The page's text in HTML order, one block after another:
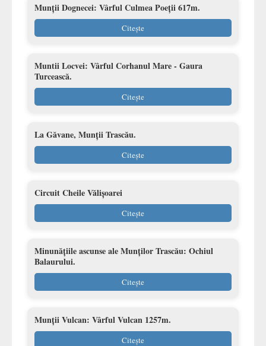
Munții Dognecei: Vârful Culmea Poeții 617m.
Citește
Muntii Locvei: Vârful Corhanul Mare - Gaura
Turcească.
Citește
La Găvane, Munții Trascău.
Citește
Circuit Cheile Vălișoarei
Citește
Minunățiile ascunse ale Munților Trascău: Ochiul
Balaurului.
Citește
Munții Vulcan: Vârful Vulcan 1257m.
Citește